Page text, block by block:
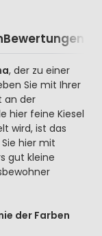
Bewertungen
, der zu einer
Sie mit Ihrer
an der
hier feine Kiesel
wird, ist das
hier mit
gut kleine
der Farben